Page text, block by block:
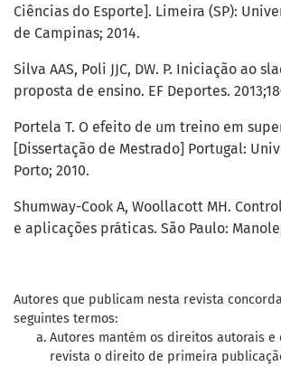
Ciências do Esporte]. Limeira (SP):
de Campinas; 2014.
Silva AAS, Poli JJC, DW. P. Iniciação ao
proposta de ensino. EF Deportes.
Portela T. O efeito de um treino em
[Dissertação de Mestrado] Portugal:
Porto; 2010.
Shumway-Cook A, Woollacott MH.
e aplicações práticas. São Paulo:
Autores que publicam nesta revista
seguintes termos:
Autores mantém os direitos autorais e
revista o direito de primeira